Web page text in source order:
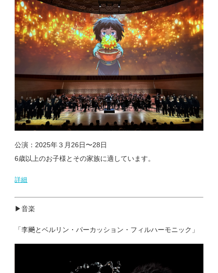
公演：2025年３月26日〜28日
6歳以上のお子様とその家族に適しています。
詳細
▶︎音楽
「李飈とベルリン・パーカッション・フィルハーモニック」